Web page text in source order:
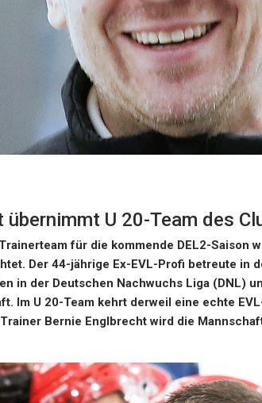
übernimmt U 20-Team des
für die kommende DEL2-Saison
Der 44-jährige Ex-EVL-Profi betreute in
in der Deutschen Nachwuchs Liga (DNL)
Im U 20-Team kehrt derweil eine echte
Bernie Englbrecht wird die